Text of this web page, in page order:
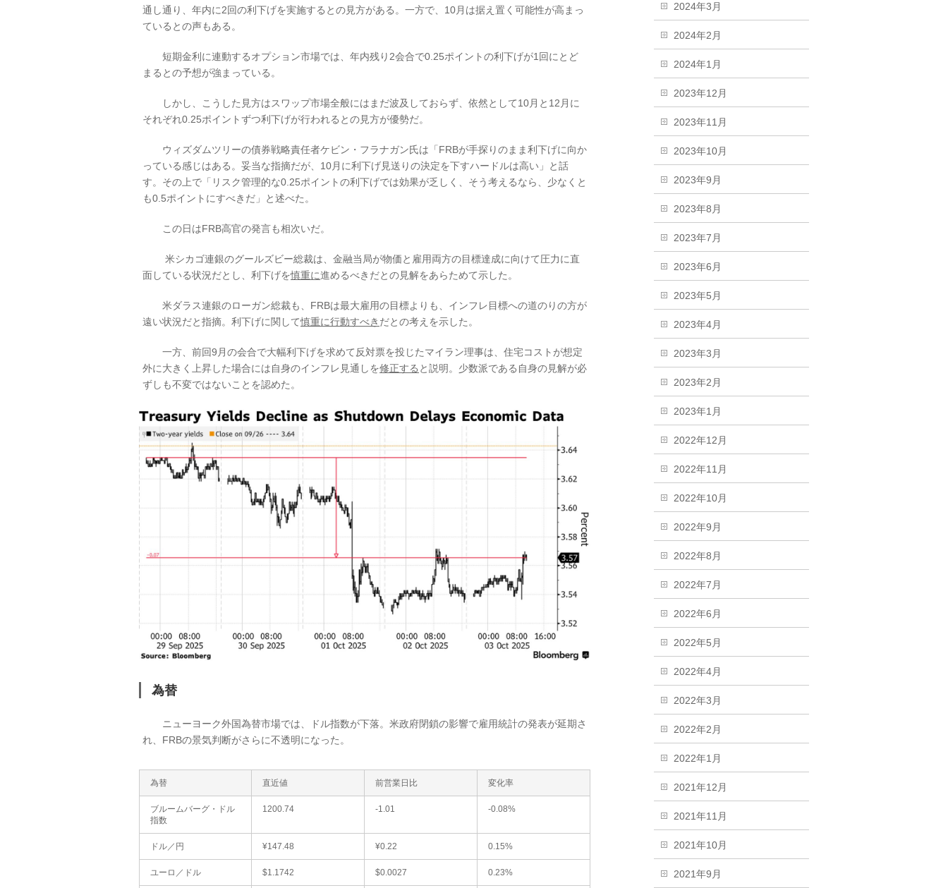
通し通り、年内に2回の利下げを実施するとの見方がある。一方で、10月は据え置く可能性が高まっ
ているとの声もある。
短期金利に連動するオプション市場では、年内残り2会合で0.25ポイントの利下げが1回にとど
まるとの予想が強まっている。
しかし、こうした見方はスワップ市場全般にはまだ波及しておらず、依然として10月と12月に
それぞれ0.25ポイントずつ利下げが行われるとの見方が優勢だ。
ウィズダムツリーの債券戦略責任者ケビン・フラナガン氏は「FRBが手探りのまま利下げに向か
っている感じはある。妥当な指摘だが、10月に利下げ見送りの決定を下すハードルは高い」と話
す。その上で「リスク管理的な0.25ポイントの利下げでは効果が乏しく、そう考えるなら、少なくと
も0.5ポイントにすべきだ」と述べた。
この日はFRB高官の発言も相次いだ。
米シカゴ連銀のグールズビー総裁は、金融当局が物価と雇用両方の目標達成に向けて圧力に直
面している状況だとし、利下げを慎重に進めるべきだとの見解をあらためて示した。
米ダラス連銀のローガン総裁も、FRBは最大雇用の目標よりも、インフレ目標への道のりの方が
遠い状況だと指摘。利下げに関して慎重に行動すべき だとの考えを示した。
一方、前回9月の会合で大幅利下げを求めて反対票を投じたマイラン理事は、住宅コストが想定
外に大きく上昇した場合には自身のインフレ見通しを修正する と説明。少数派である自身の見解が必
ずしも不変ではないことを認めた。
為替
ニューヨーク外国為替市場では、ドル指数が下落。米政府閉鎖の影響で雇用統計の発表が延期さ
れ、FRBの景気判断がさらに不透明になった。
為替 直近値 前営業日比 変化率
ブルームバーグ・ドル
指数
1200.74 -1.01 -0.08%
ドル／円 ¥147.48 ¥0.22 0.15%
ユーロ／ドル $1.1742 $0.0027 0.23%
2024年3月
2024年2月
2024年1月
2023年12月
2023年11月
2023年10月
2023年9月
2023年8月
2023年7月
2023年6月
2023年5月
2023年4月
2023年3月
2023年2月
2023年1月
2022年12月
2022年11月
2022年10月
2022年9月
2022年8月
2022年7月
2022年6月
2022年5月
2022年4月
2022年3月
2022年2月
2022年1月
2021年12月
2021年11月
2021年10月
2021年9月